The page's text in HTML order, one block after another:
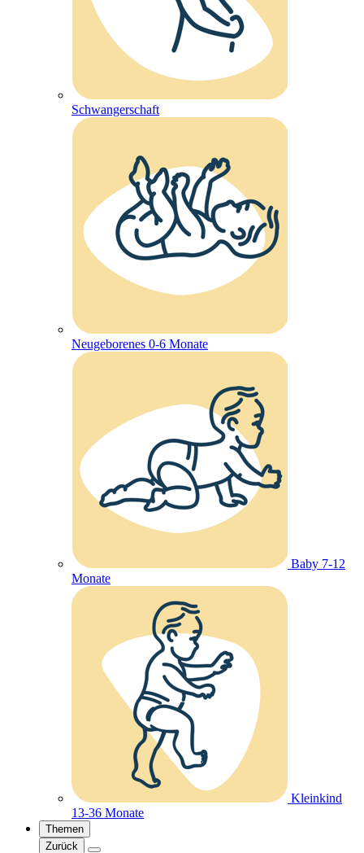
Schwangerschaft
Neugeborenes 0-6 Monate
Baby 7-12
Monate
Kleinkind
13-36 Monate
Themen
Zurück